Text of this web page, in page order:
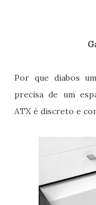
Por que diabos
precisa de um
ATX é discreto e